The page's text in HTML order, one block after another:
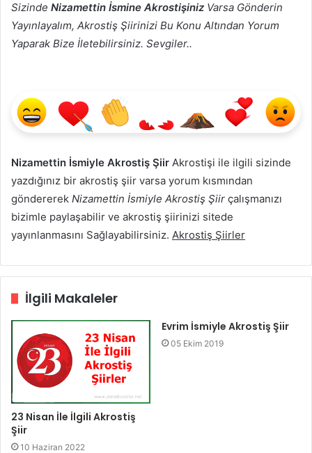
Sizinde Nizamettin İsmine Akrostişiniz Varsa Gönderin
Yayınlayalım, Akrostiş Şiirinizi Bu Konu Altından Yorum
Yaparak Bize İletebilirsiniz. Sevgiler..
Nizamettin İsmiyle Akrostiş Şiir Akrostişi ile ilgili sizinde
yazdığınız bir akrostiş şiir varsa yorum kısmından
göndererek Nizamettin İsmiyle Akrostiş Şiir çalışmanızı
bizimle paylaşabilir ve akrostiş şiirinizi sitede
yayınlanmasını Sağlayabilirsiniz. Akrostiş Şiirler
İlgili Makaleler
23 Nisan İle İlgili Akrostiş
Şiir
10 Haziran 2022
Evrim İsmiyle Akrostiş Şiir
05 Ekim 2019